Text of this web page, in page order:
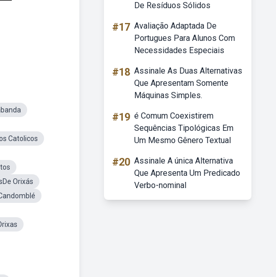
Catolicos
Orixás
De Resíduos Sólidos
#17 Avaliação Adaptada De
Portugues Para Alunos Com
Necessidades Especiais
#18 Assinale As Duas Alternativas
Que Apresentam Somente
Máquinas Simples.
#19 é Comum Coexistirem
Sequências Tipológicas Em
Um Mesmo Gênero Textual
#20 Assinale A única Alternativa
Que Apresenta Um Predicado
Verbo-nominal